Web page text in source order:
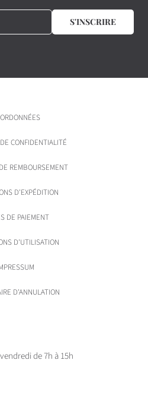
S'INSCRIRE
CONFIDENTIALITÉ
REMBOURSEMENT
D'EXPÉDITION
DE PAIEMENT
D'UTILISATION
D'ANNULATION
de 7h à 15h